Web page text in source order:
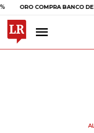
ORO COMPRA BANCO DE LA